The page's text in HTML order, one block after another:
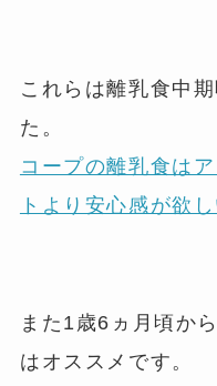
これらは離乳食中
た。
コープの離乳食は
トより安心感が欲し
また1歳6ヵ月頃か
はオススメです。